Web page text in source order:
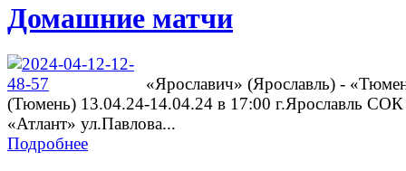
Домашние матчи
«Ярославич» (Ярославль) -
(Тюмень) 13.04.24-14.04.24 в 17:00 г.Ярославль СОК
«Атлант» ул.Павлова...
Подробнее